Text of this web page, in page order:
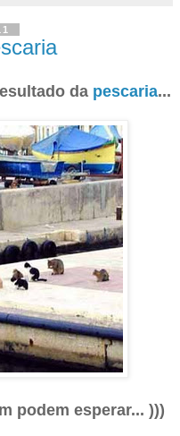
da pescaria...
podem esperar... )))